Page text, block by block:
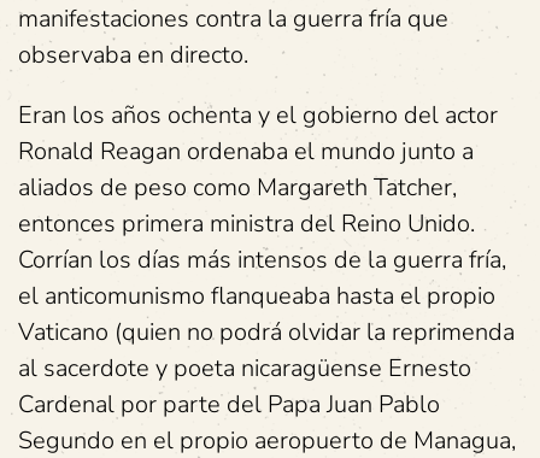
manifestaciones contra la guerra fría que
observaba en directo.
Eran los años ochenta y el gobierno del actor
Ronald Reagan ordenaba el mundo junto a
aliados de peso como Margareth Tatcher,
entonces primera ministra del Reino Unido.
Corrían los días más intensos de la guerra fría,
el anticomunismo flanqueaba hasta el propio
Vaticano (quien no podrá olvidar la reprimenda
al sacerdote y poeta nicaragüense Ernesto
Cardenal por parte del Papa Juan Pablo
Segundo en el propio aeropuerto de Managua,